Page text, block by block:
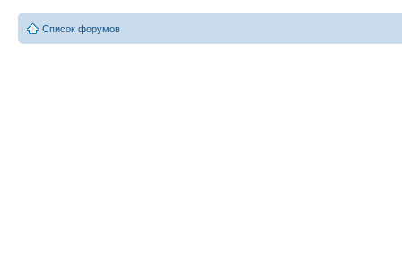
Список форумов